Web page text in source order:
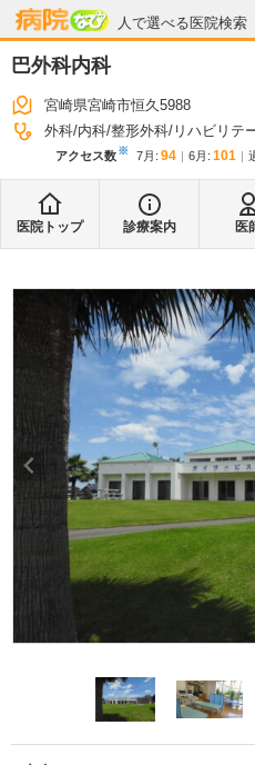
人で選べる医院検索
病院なび
巴外科内科
宮崎県宮崎市恒久5988
外科 内科 整形外科 リハビリテ
アクセス数※ 7月 : 94 6月 : 101
医院トップ 診療案内 医